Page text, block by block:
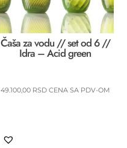
Čaša za vodu // set od 6 //
Idra – Acid green
49.100,00 RSD CENA SA PDV-OM